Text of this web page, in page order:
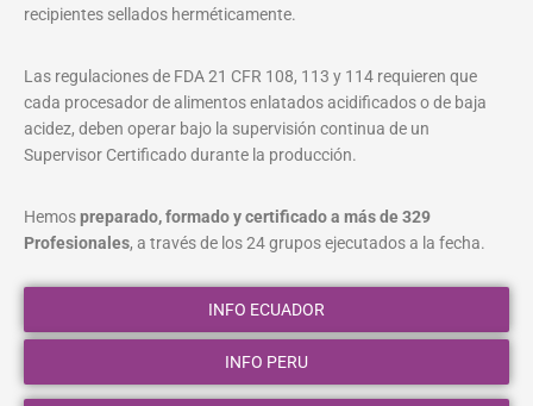
recipientes sellados herméticamente.
Las regulaciones de FDA 21 CFR 108, 113 y 114 requieren que
cada procesador de alimentos enlatados acidificados o de baja
acidez, deben operar bajo la supervisión continua de un
Supervisor Certificado durante la producción.
Hemospreparado, formado y certificado a más de 329
Profesionales, a través de los 24 grupos ejecutados a la fecha.
INFO ECUADOR
INFO PERU